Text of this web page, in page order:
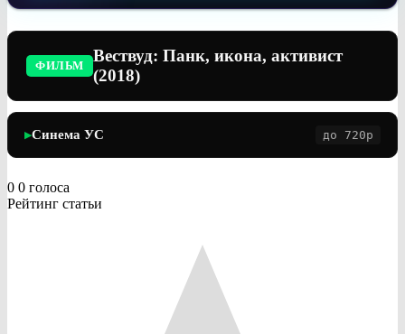
ФИЛЬМ
Вествуд: Панк, икона, активист
(2018)
▶Синема УС до 720p
0 0 голоса
Рейтинг статьи